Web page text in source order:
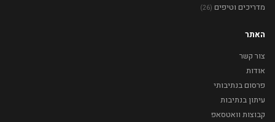
מדריכים וטיפים (26)
האתר
צור קשר
אודות
פרסום בנתיבותי
עיתון בנתיבות
קבוצות וואטסאפ